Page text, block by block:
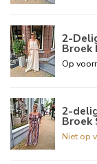
2-
Broek
Op
2-
Broek
Niet op